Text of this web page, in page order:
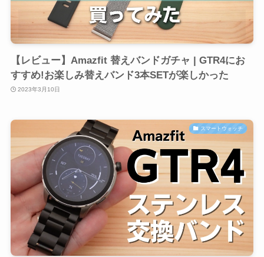
【レビュー】Amazfit 替えバンドガチャ | GTR4にお
すすめ!お楽しみ替えバンド3本SETが楽しかった
2023年3月10日
スマートウォッチ